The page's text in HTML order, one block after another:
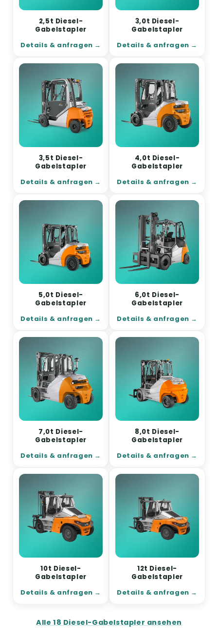
2,5t Diesel-
Gabelstapler
Details & anfragen
3,0t Diesel-
Gabelstapler
Details & anfragen
3,5t Diesel-
Gabelstapler
Details & anfragen
4,0t Diesel-
Gabelstapler
Details & anfragen
5,0t Diesel-
Gabelstapler
Details & anfragen
6,0t Diesel-
Gabelstapler
Details & anfragen
7,0t Diesel-
Gabelstapler
Details & anfragen
8,0t Diesel-
Gabelstapler
Details & anfragen
10t Diesel-
Gabelstapler
Details & anfragen
12t Diesel-
Gabelstapler
Details & anfragen
Alle 18 Diesel-Gabelstapler ansehen